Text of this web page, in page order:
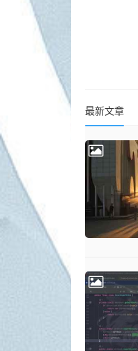
最新文章